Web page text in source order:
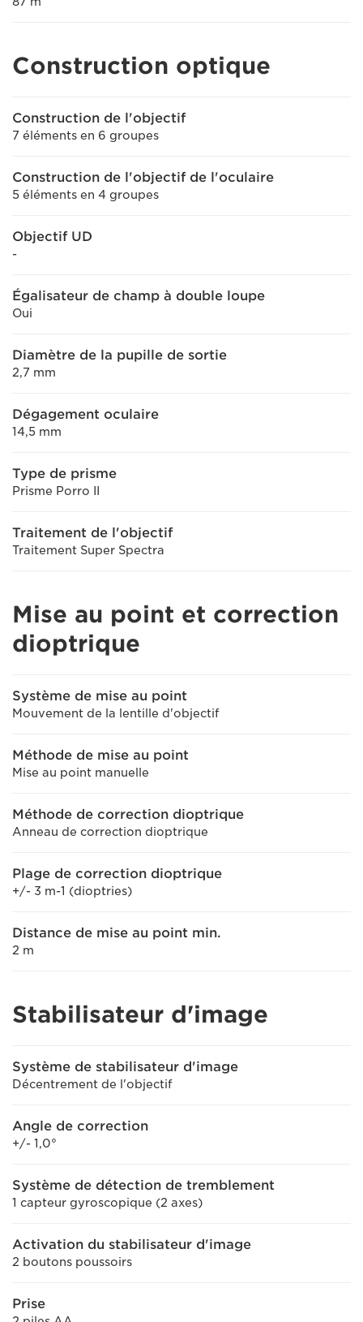
Construction optique
Construction de l'objectif
7 éléments en 6 groupes
Construction de l'objectif de l'oculaire
5 éléments en 4 groupes
Objectif UD
-
Égalisateur de champ à double loupe
Oui
Diamètre de la pupille de sortie
2,7 mm
Dégagement oculaire
14,5 mm
Type de prisme
Prisme Porro II
Traitement de l'objectif
Traitement Super Spectra
Mise au point et correction
dioptrique
Système de mise au point
Mouvement de la lentille d'objectif
Méthode de mise au point
Mise au point manuelle
Méthode de correction dioptrique
Anneau de correction dioptrique
Plage de correction dioptrique
+/- 3 m-1 (dioptries)
Distance de mise au point min.
2 m
Stabilisateur d'image
Système de stabilisateur d'image
Décentrement de l'objectif
Angle de correction
+/- 1,0°
Système de détection de tremblement
1 capteur gyroscopique (2 axes)
Activation du stabilisateur d'image
2 boutons poussoirs
Prise